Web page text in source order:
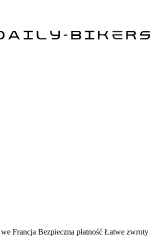
Francja Bezpieczna płatność Łatwe zwroty